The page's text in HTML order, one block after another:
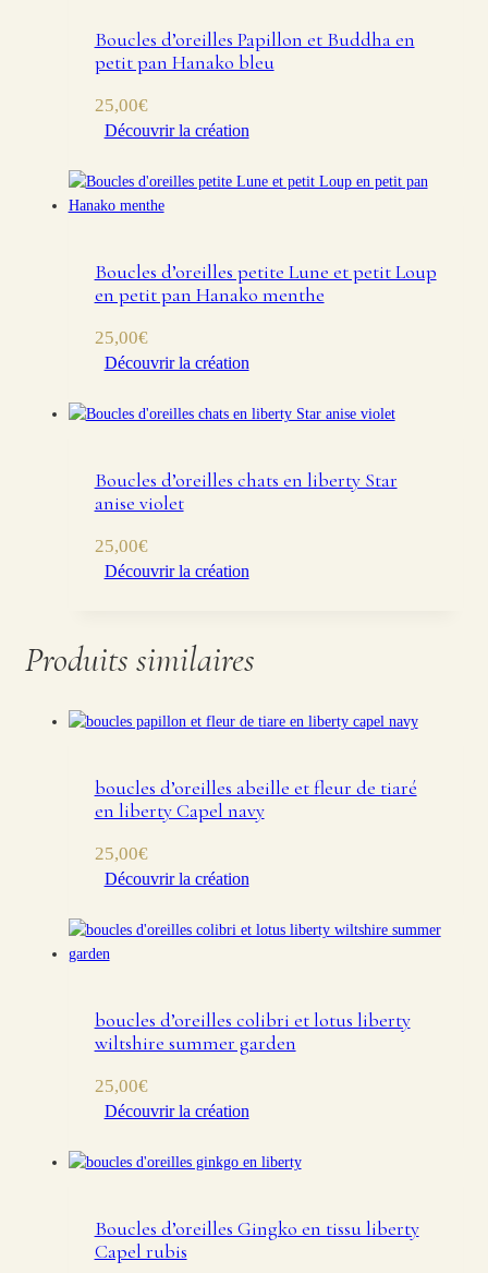
Boucles d’oreilles Papillon et Buddha en
petit pan Hanako bleu
25,00€
Découvrir la création
Boucles d’oreilles petite Lune et petit Loup
en petit pan Hanako menthe
25,00€
Découvrir la création
Boucles d’oreilles chats en liberty Star
anise violet
25,00€
Découvrir la création
Produits similaires
boucles d’oreilles abeille et fleur de tiaré
en liberty Capel navy
25,00€
Découvrir la création
boucles d’oreilles colibri et lotus liberty
wiltshire summer garden
25,00€
Découvrir la création
Boucles d’oreilles Gingko en tissu liberty
Capel rubis